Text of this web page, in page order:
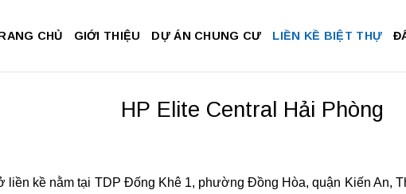
CHỦ GIỚI THIỆU DỰ ÁN CHUNG CƯ LIỀN KỀ BIỆT THỰ
HP Elite Central Hải Phòng
liền kề nằm tại TDP Đống Khê 1, phường Đồng Hòa, quận Kiến An,